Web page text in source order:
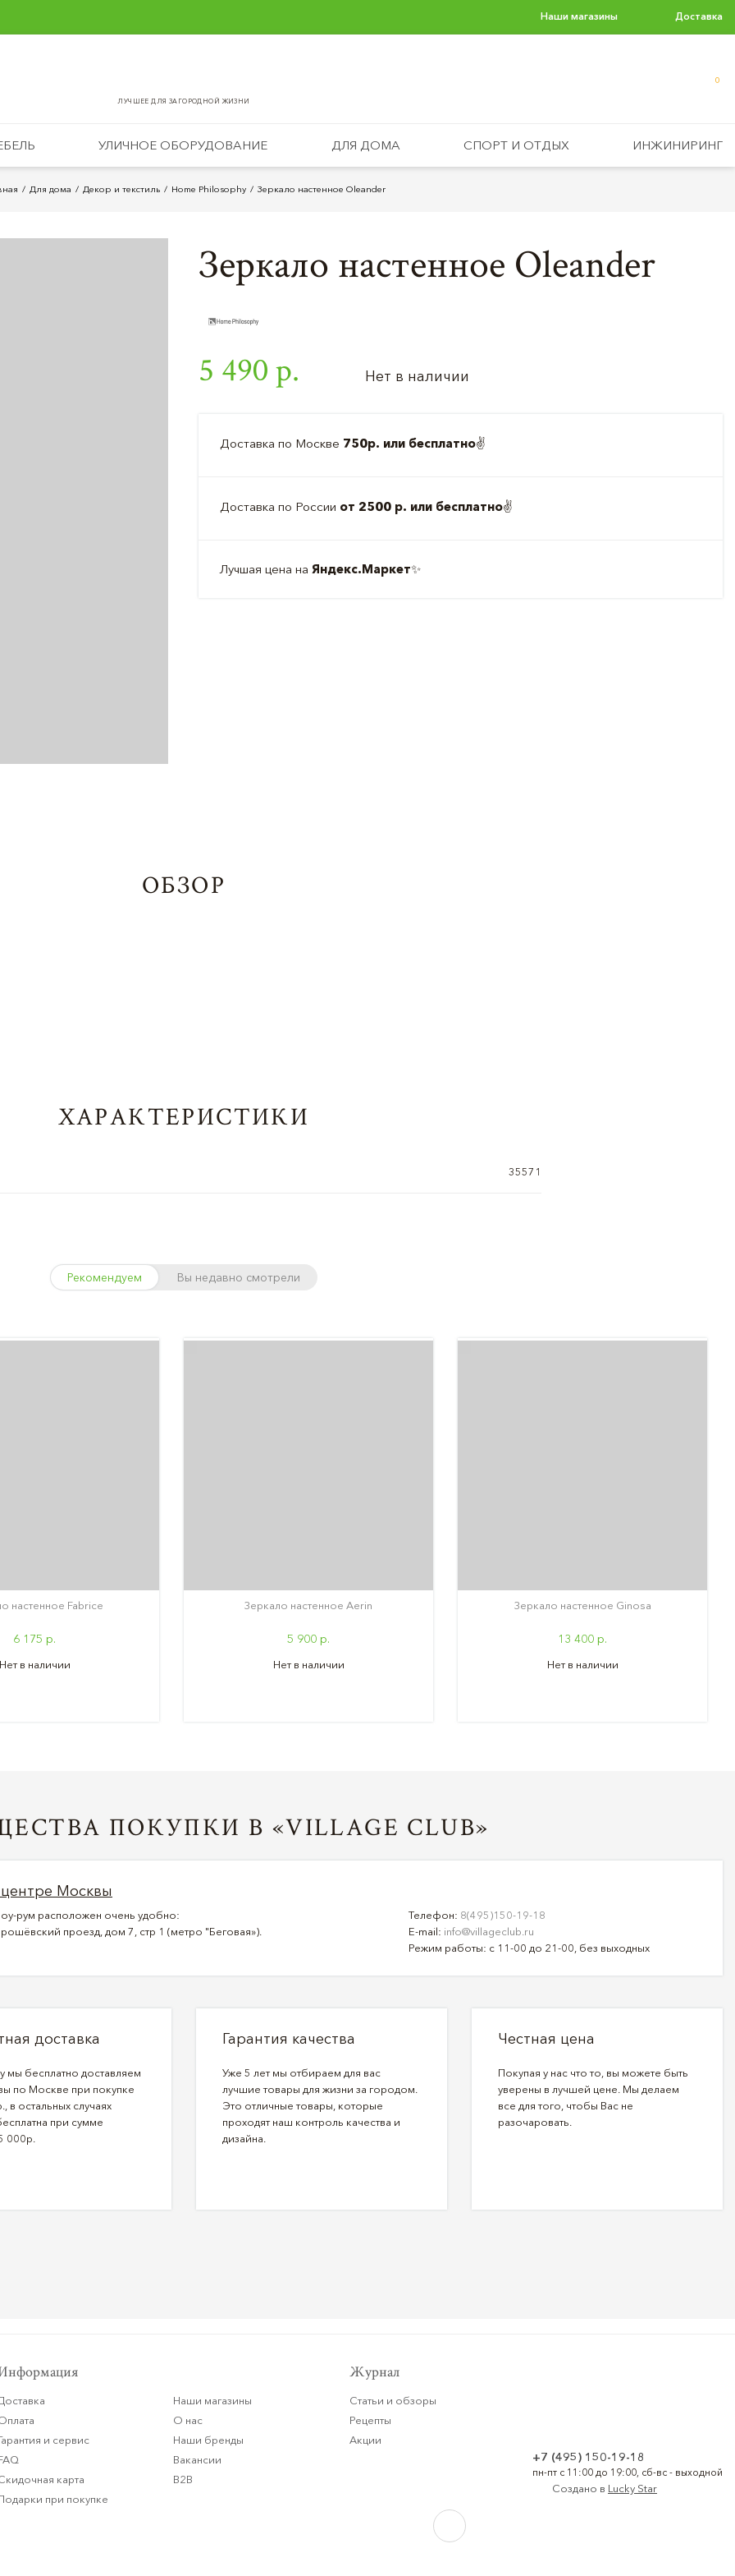
Наши магазины Доставка
ЛУЧШЕЕ ДЛЯ ЗАГОРОДНОЙ ЖИЗНИ
0
УЛИЧНОЕ ОБОРУДОВАНИЕ ДЛЯ ДОМА СПОРТ И ОТДЫХ ИНЖИНИРИНГ
Для дома Декор и текстиль Home Philosophy Зеркало настенное Oleander
Зеркало настенное Oleander
5 490 р. Нет в наличии
Доставка по Москве 750р. или бесплатно✌️
Доставка по России от 2500 р. или бесплатно✌️
Лучшая цена на Яндекс.Маркет✨
ОБЗОР
ХАРАКТЕРИСТИКИ
35571
Рекомендуем Вы недавно смотрели
настенное Fabrice
6 175 р.
в наличии
Зеркало настенное Aerin
5 900 р.
Нет в наличии
Зеркало настенное Ginosa
13 400 р.
Нет в наличии
ПОКУПКИ В «VILLAGE CLUB»
Москвы
рум расположен очень удобно:
проезд, дом 7, стр 1 (метро "Беговая»).
Телефон: 8(495)150-19-18
E-mail: info@villageclub.ru
Режим работы: с 11-00 до 21-00, без выходных
доставка
мы бесплатно доставляем
по Москве при покупке
в остальных случаях
при сумме
000р.
Гарантия качества
Уже 5 лет мы отбираем для вас
лучшие товары для жизни за городом.
Это отличные товары, которые
проходят наш контроль качества и
дизайна.
Честная цена
Покупая у нас что то, вы можете быть
уверены в лучшей цене. Мы делаем
все для того, чтобы Вас не
разочаровать.
и сервис
карта
при покупке
Наши магазины
О нас
Наши бренды
Вакансии
B2B
Журнал
Статьи и обзоры
Рецепты
Акции
+7 (495) 150-19-18
пн-пт с 11:00 до 19:00, сб-вс - выходной
Создано в Lucky Star